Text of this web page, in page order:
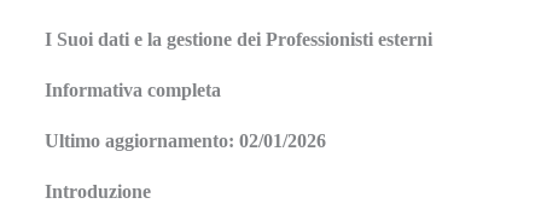
I Suoi dati e la gestione dei Professionisti esterni
Informativa completa
Ultimo aggiornamento: 02/01/2026
Introduzione